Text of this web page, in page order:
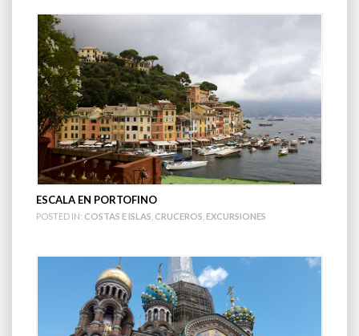
ESCALA EN PORTOFINO
POSTED IN: COSTAS E ISLAS CRUCEROS EXCURSIONES